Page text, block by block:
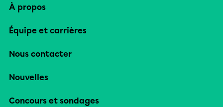
À propos
Équipe et carrières
Nous contacter
Nouvelles
Concours et sondages